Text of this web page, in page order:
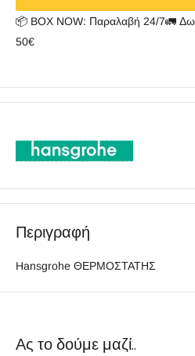
📦 BOX NOW: Παραλαβή 24/7🚛
50€
Περιγραφή
Hansgrohe ΘΕΡΜΟΣΤΑΤΗΣ
Ας το δούμε μαζί..